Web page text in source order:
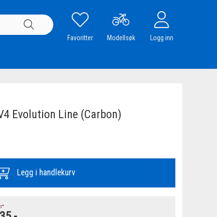
Favoritter Modellsøk Logg inn
Evolution Line (Carbon)
Legg i handlekurv